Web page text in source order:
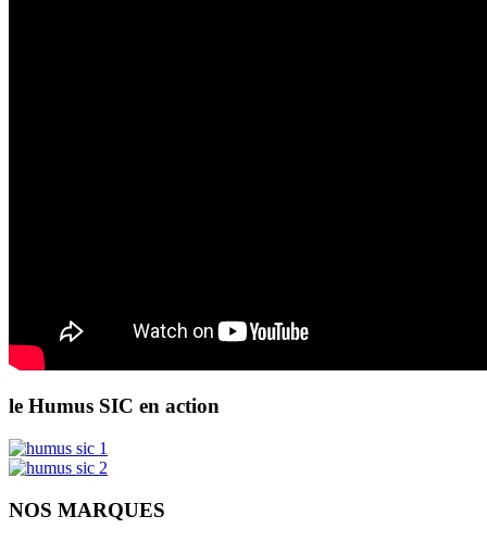
le Humus SIC en action
NOS MARQUES